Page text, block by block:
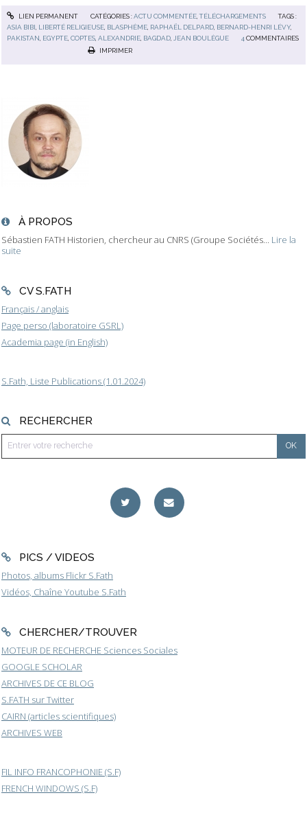
À PROPOS
Sébastien FATH Historien, chercheur au CNRS (Groupe Sociétés... Lire la
suite
CV S.FATH
Français / anglais
Page perso (laboratoire GSRL)
Academia page (in English)
S.Fath, Liste Publications (1.01.2024)
RECHERCHER
PICS / VIDEOS
Photos, albums Flickr S.Fath
Vidéos, Chaîne Youtube S.Fath
CHERCHER/TROUVER
MOTEUR DE RECHERCHE Sciences Sociales
GOOGLE SCHOLAR
ARCHIVES DE CE BLOG
S.FATH sur Twitter
CAIRN (articles scientifiques)
ARCHIVES WEB
FIL INFO FRANCOPHONIE (S.F)
FRENCH WINDOWS (S.F)
LIEN PERMANENT CATÉGORIES :ACTU COMMENTÉE,TÉLÉCHARGEMENTS
TAGS :
ASIA BIBI LIBERTÉ RELIGIEUSE BLASPHÈME RAPHAËL DELPARD BERNARD-HENRI LÉVY,
PAKISTAN EGYPTE ,COPTES ,ALEXANDRIE BAGDAD JEAN BOULÈGUE 4 COMMENTAIRES
IMPRIMER